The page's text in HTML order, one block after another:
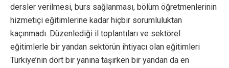
dersler verilmesi, burs sağlanması, bölüm öğretmenlerinin
hizmetiçi eğitimlerine kadar hiçbir sorumluluktan
kaçınmadı. Düzenlediği il toplantıları ve sektörel
eğitimlerle bir yandan sektörün ihtiyacı olan eğitimleri
Türkiye’nin dört bir yanına taşırken bir yandan da en